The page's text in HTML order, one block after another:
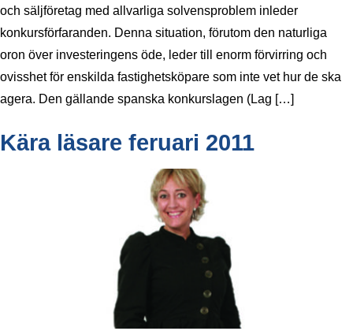
och säljföretag med allvarliga solvensproblem inleder
konkursförfaranden. Denna situation, förutom den naturliga
oron över investeringens öde, leder till enorm förvirring och
ovisshet för enskilda fastighetsköpare som inte vet hur de ska
agera. Den gällande spanska konkurslagen (Lag […]
Kära läsare feruari 2011